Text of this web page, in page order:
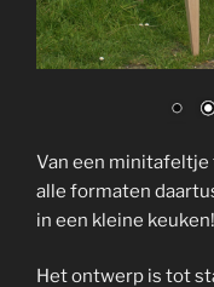
Van een
alle formaten
in een kleine keuken!
Het ontwerp is tot